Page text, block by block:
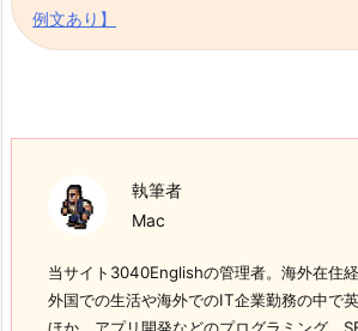
例文あり】
執筆者
Mac
当サイト3040Englishの管理者。海外在住
外国での生活や海外でのIT企業勤務の中で
ほか、アプリ開発などのプログラミング、